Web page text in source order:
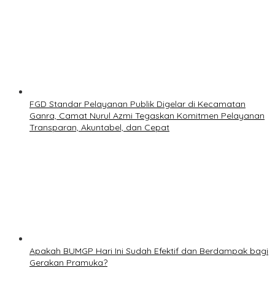
FGD Standar Pelayanan Publik Digelar di Kecamatan
Ganra, Camat Nurul Azmi Tegaskan Komitmen Pelayanan
Transparan, Akuntabel, dan Cepat
Apakah BUMGP Hari Ini Sudah Efektif dan Berdampak bagi
Gerakan Pramuka?